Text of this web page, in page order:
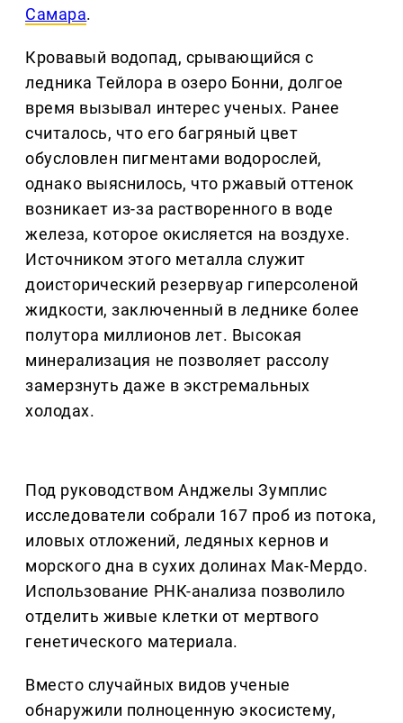
Самара.
Кровавый водопад, срывающийся с
ледника Тейлора в озеро Бонни, долгое
время вызывал интерес ученых. Ранее
считалось, что его багряный цвет
обусловлен пигментами водорослей,
однако выяснилось, что ржавый оттенок
возникает из-за растворенного в воде
железа, которое окисляется на воздухе.
Источником этого металла служит
доисторический резервуар гиперсоленой
жидкости, заключенный в леднике более
полутора миллионов лет. Высокая
минерализация не позволяет рассолу
замерзнуть даже в экстремальных
холодах.
Под руководством Анджелы Зумплис
исследователи собрали 167 проб из потока,
иловых отложений, ледяных кернов и
морского дна в сухих долинах Мак-Мердо.
Использование РНК-анализа позволило
отделить живые клетки от мертвого
генетического материала.
Вместо случайных видов ученые
обнаружили полноценную экосистему,